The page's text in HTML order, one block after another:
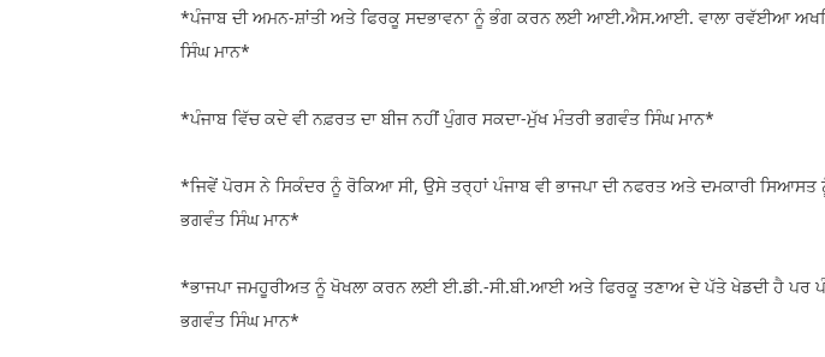
*ਪੰਜਾਬ ਦੀ ਅਮਨ-ਸ਼ਾਂਤੀ ਅਤੇ ਫਿਰਕੂ ਸਦਭਾਵਨਾ ਨੂੰ ਭੰਗ ਕਰਨ ਲਈ ਆਈ.ਐਸ.ਆਈ. ਵਾਲਾ ਰਵੱਈਆ
ਸਿੰਘ ਮਾਨ*
*ਪੰਜਾਬ ਵਿੱਚ ਕਦੇ ਵੀ ਨਫ਼ਰਤ ਦਾ ਬੀਜ ਨਹੀਂ ਪੁੰਗਰ ਸਕਦਾ-ਮੁੱਖ ਮੰਤਰੀ ਭਗਵੰਤ ਸਿੰਘ ਮਾਨ*
*ਜਿਵੇਂ ਪੋਰਸ ਨੇ ਸਿਕੰਦਰ ਨੂੰ ਰੋਕਿਆ ਸੀ, ਉਸੇ ਤਰ੍ਹਾਂ ਪੰਜਾਬ ਵੀ ਭਾਜਪਾ ਦੀ ਨਫਰਤ ਅਤੇ ਦਮਕਾਰੀ ਸਿਆਸਤ
ਭਗਵੰਤ ਸਿੰਘ ਮਾਨ*
*ਭਾਜਪਾ ਜਮਹੂਰੀਅਤ ਨੂੰ ਖੋਖਲਾ ਕਰਨ ਲਈ ਈ.ਡੀ.-ਸੀ.ਬੀ.ਆਈ ਅਤੇ ਫਿਰਕੂ ਤਣਾਅ ਦੇ ਪੱਤੇ ਖੇਡਦੀ ਹੈ ਪਰ
ਭਗਵੰਤ ਸਿੰਘ ਮਾਨ*